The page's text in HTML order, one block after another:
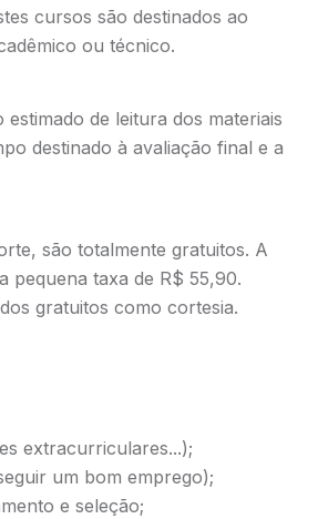
cursos são destinados ao
ou técnico.
de leitura dos materiais
destinado à avaliação final e a
são totalmente gratuitos. A
pequena taxa de R$ 55,90.
gratuitos como cortesia.
extracurriculares...);
um bom emprego);
e seleção;